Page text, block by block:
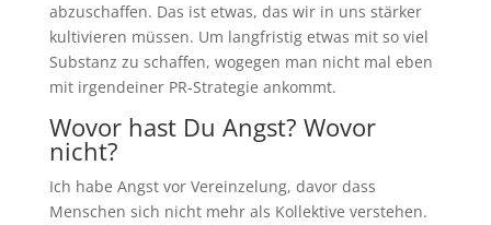
abzuschaffen. Das ist etwas, das wir in uns stärker
kultivieren müssen. Um langfristig etwas mit so viel
Substanz zu schaffen, wogegen man nicht mal eben
mit irgendeiner PR-Strategie ankommt.
Wovor hast Du Angst? Wovor
nicht?
Ich habe Angst vor Vereinzelung, davor dass
Menschen sich nicht mehr als Kollektive verstehen.